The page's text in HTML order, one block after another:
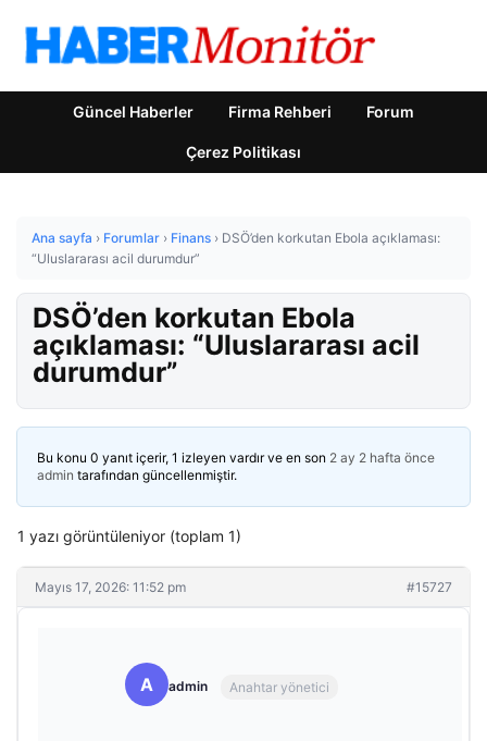
Güncel Haberler Firma Rehberi Forum
Çerez Politikası
Ana sayfa › Forumlar › Finans › DSÖ’den korkutan Ebola açıklaması:
“Uluslararası acil durumdur”
DSÖ’den korkutan Ebola
açıklaması: “Uluslararası acil
durumdur”
Bu konu 0 yanıt içerir, 1 izleyen vardır ve en son 2 ay 2 hafta önce
admin tarafından güncellenmiştir.
1 yazı görüntüleniyor (toplam 1)
Mayıs 17, 2026: 11:52 pm #15727
A admin Anahtar yönetici